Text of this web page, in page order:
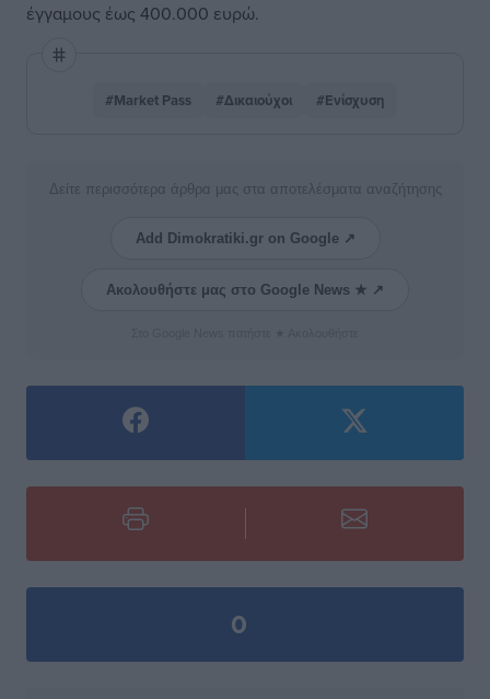
έγγαμους έως 400.000 ευρώ.
#Market Pass #Δικαιούχοι #Ενίσχυση
Δείτε περισσότερα άρθρα μας στα αποτελέσματα αναζήτησης
Add Dimokratiki.gr on Google ↗
Ακολουθήστε μας στο Google News ★ ↗
0